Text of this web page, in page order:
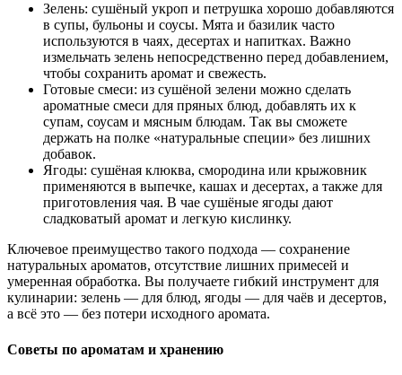
Зелень: сушёный укроп и петрушка хорошо добавляются
в супы, бульоны и соусы. Мята и базилик часто
используются в чаях, десертах и напитках. Важно
измельчать зелень непосредственно перед добавлением,
чтобы сохранить аромат и свежесть.
Готовые смеси: из сушёной зелени можно сделать
ароматные смеси для пряных блюд, добавлять их к
супам, соусам и мясным блюдам. Так вы сможете
держать на полке «натуральные специи» без лишних
добавок.
Ягоды: сушёная клюква, смородина или крыжовник
применяются в выпечке, кашах и десертах, а также для
приготовления чая. В чае сушёные ягоды дают
сладковатый аромат и легкую кислинку.
Ключевое преимущество такого подхода — сохранение
натуральных ароматов, отсутствие лишних примесей и
умеренная обработка. Вы получаете гибкий инструмент для
кулинарии: зелень — для блюд, ягоды — для чаёв и десертов,
а всё это — без потери исходного аромата.
Советы по ароматам и хранению